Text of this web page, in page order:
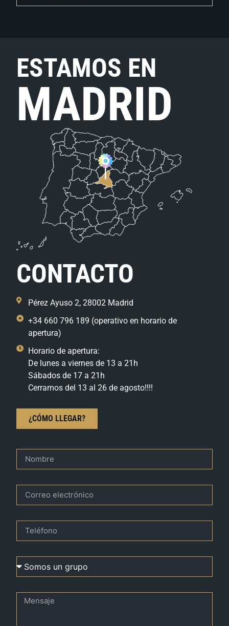
ESTAMOS EN
MADRID
CONTACTO
Pérez Ayuso 2, 28002 Madrid
+34 660 796 189 (operativo en horario de
apertura)
Horario de apertura:
De lunes a viernes de 13 a 21h
Sábados de 17 a 21h
Cerramos del 13 al 26 de agosto!!!!
¿CÓMO LLEGAR?